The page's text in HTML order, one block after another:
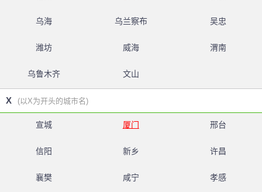
乌海 乌兰察布 吴忠
潍坊 威海 渭南
乌鲁木齐 文山
X (以X为开头的城市名)
宣城 厦门 邢台
信阳 新乡 许昌
襄樊 咸宁 孝感